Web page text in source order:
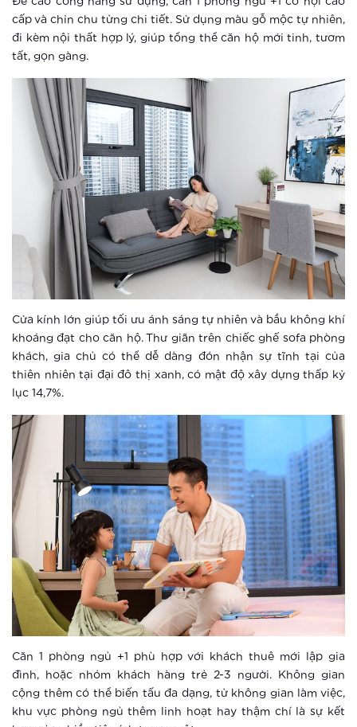
cấp và chỉn chu từng chi tiết. Sử dụng màu gỗ mộc tự nhiên,
đi kèm nội thất hợp lý, giúp tổng thể căn hộ mới tinh, tươm
tất, gọn gàng.
Cửa kính lớn giúp tối ưu ánh sáng tự nhiên và bầu không khí
khoáng đạt cho căn hộ. Thư giãn trên chiếc ghế sofa phòng
khách, gia chủ có thể dễ dàng đón nhận sự tĩnh tại của
thiên nhiên tại đại đô thị xanh, có mật độ xây dựng thấp kỷ
lục 14,7%.
Căn 1 phòng ngủ +1 phù hợp với khách thuê mới lập gia
đình, hoặc nhóm khách hàng trẻ 2-3 người. Không gian
cộng thêm có thể biến tấu đa dạng, từ không gian làm việc,
khu vực phòng ngủ thêm linh hoạt hay thậm chí là sự kết
Xem thêm
– Vinhomes Smart City đạt chuẩn
quốc tế
Xem thêm
Công viên 16 chủ đề thể thao giúp
Vinhomes Smart City lập kỷ lục
Xem thêm
Hà Nội khai trương công viên thể
thao “khủng” nhất Đông Nam Á
Xem thêm
Vinhomes Smart City ra mắt phân khu
căn hộ cao cấp Ruby – không gian
sống đẳng cấp phía Tây Hà Nội
Ra mắt The Sapphire 4 – viên ngọc
sáng của Vinhomes Smart City
Xem thêm
Vingroup giữ vững vị thế doanh
nghiệp tư nhân lớn nhất Việt Nam
Xem thêm
“Sống không khoảng cách” giữa tọa
độ vàng của trung tâm mới phía Tây
Hà Nội
Xem thêm
Vinhomes Smart City ra mắt phân khu
The Sapphire 3